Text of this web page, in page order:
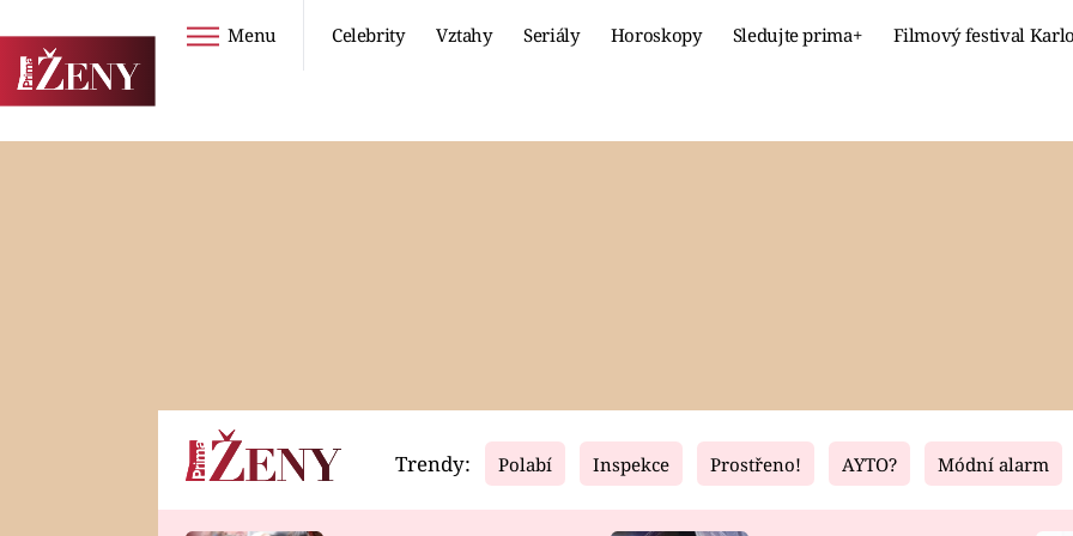
Menu Celebrity Vztahy Seriály Horoskopy Sledujte prima+ Filmový festival
Horoskopy Video Fresh Living
Trendy: Polabí Inspekce Prostřeno! AYTO? Módní alarm